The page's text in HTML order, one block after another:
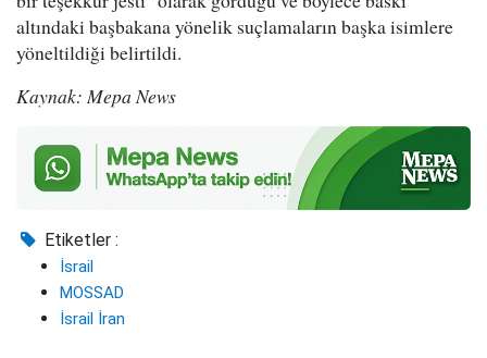
altındaki başbakana yönelik suçlamaların başka isimlere
yöneltildiği belirtildi.
Kaynak: Mepa News
Etiketler :
İsrail
MOSSAD
İsrail İran